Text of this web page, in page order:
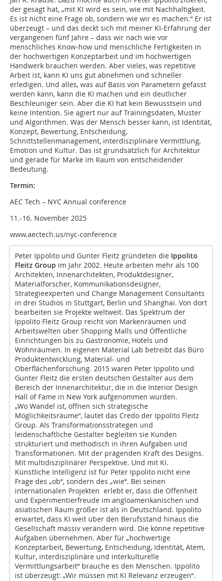
der gesagt hat, „mit KI wird es sein, wie mit Nachhaltigkeit.
Es ist nicht eine Frage ob, sondern wie wir es machen.“ Er ist
überzeugt – und das deckt sich mit meiner KI-Erfahrung der
vergangenen fünf Jahre – dass wir nach wie vor
menschliches Know-how und menschliche Fertigkeiten in
der hochwertigen Konzeptarbeit und im hochwertigen
Handwerk brauchen werden. Aber vieles, was repetitive
Arbeit ist, kann KI uns gut abnehmen und schneller
erledigen. Und alles, was auf Basis von Parametern gefasst
werden kann, kann die KI machen und ein deutlicher
Beschleuniger sein. Aber die KI hat kein Bewusstsein und
keine Intention. Sie agiert nur auf Trainingsdaten, Muster
und Algorithmen. Was der Mensch besser kann, ist Identität,
Konzept, Bewertung, Entscheidung,
Schnittstellenmanagement, interdisziplinäre Vermittlung,
Emotion und Kultur. Das ist grundsätzlich für Architektur
und gerade für Marke im Raum von entscheidender
Bedeutung.
Termin:
AEC Tech – NYC Annual conference
11.-16. November 2025
www.aectech.us/nyc-conference
Peter Ippolito und Gunter Fleitz gründeten die Ippolito
Fleitz Group im Jahr 2002. Heute arbeiten mehr als 100
Architekten, Innenarchitekten, Produktdesigner,
Materialforscher, Kommunikationsdesigner,
Strategieexperten und Change Management Consultants
in drei Studios in Stuttgart, Berlin und Shanghai. Von dort
bearbeiten sie Projekte weltweit. Das Spektrum der
Ippolito Fleitz Group reicht von Markenräumen und
Arbeitswelten über Shopping Malls und Öffentliche
Einrichtungen bis zu Gastronomie, Hotels und
Wohnräumen. In eigenen Material Lab betreibt das Büro
Produktentwicklung, Material- und
Oberflächenforschung. 2015 waren Peter Ippolito und
Gunter Fleitz die ersten deutschen Gestalter aus dem
Bereich der Innenarchitektur, die in die Interior Design
Hall of Fame in New York aufgenommen wurden.
„Wo Wandel ist, öffnen sich strategische
Möglichkeitsräume“, lautet das Credo der Ippolito Fleitz
Group. Als Transformationsstrategen und
leidenschaftliche Gestalter begleiten sie Kunden
strukturiert und methodisch in ihren Aufgaben und
Transforma­tionen. Mit der prägenden Kraft des Designs.
Mit multidisziplinärer Perspektive. Und mit KI.
Künstliche Intelligenz ist für Peter Ippolito nicht eine
Frage des „ob“, sondern des „wie“. Bei seinen
internationalen Projekten erlebt er, dass die Offenheit
und Experimentierfreude im anglo­amerikanischen und
asiatischen Raum größer ist als in Deutschland. Ippolito
erwartet, dass KI weit über den Berufsstand hinaus die
Gesellschaft massiv verändern wird. Die könne repetitive
Aufgaben übernehmen. Aber für „hochwertige
Konzeptarbeit, Bewertung, Entscheidung, Identität, Atem,
Kultur, interdisziplinäre und interkulturelle
Vermittlungsarbeit“ brauche es den Menschen. Ippolito
ist überzeugt: „Wir müssen mit KI Relevanz erzeugen“.